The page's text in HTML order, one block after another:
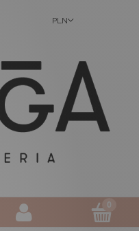
PLN